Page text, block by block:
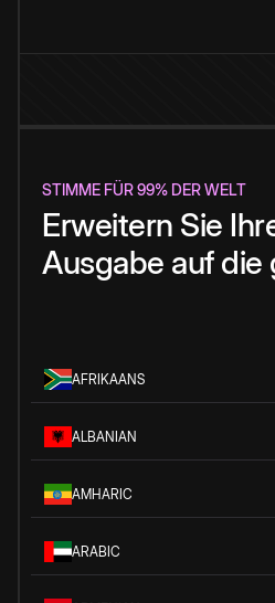
STIMME FÜR 99% DER WELT
Erweitern Sie
Ausgabe auf die
AFRIKAANS
ALBANIAN
AMHARIC
ARABIC